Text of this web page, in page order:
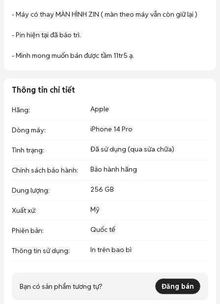
- Máy có thay MÀN HÌNH ZIN ( màn theo máy vẫn còn giữ lại )
- Pin hiện tại đã bảo trì.
- Mình mong muốn bán được tầm 11tr5 ạ.
Thông tin chi tiết
Hãng: Apple
Dòng máy: iPhone 14 Pro
Tình trạng: Đã sử dụng (qua sửa chữa)
Chính sách bảo hành: Bảo hành hãng
Dung lượng: 256 GB
Xuất xứ: Mỹ
Phiên bản: Quốc tế
Thông tin sử dụng: In trên bao bì
Bạn có sản phẩm tương tự? Đăng bán